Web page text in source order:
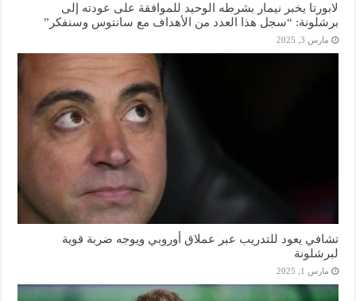
لابورتا يخبر نيمار بشرطه الوحيد للموافقة على عودته إلى
برشلونة: “سجل هذا العدد من الأهداف مع سانتوس وسنفكر”
مارس 3, 2025
تشافي يعود للتدريب عبر عملاق أوروبي ويوجه ضربة قوية
لبرشلونة
مارس 1, 2025